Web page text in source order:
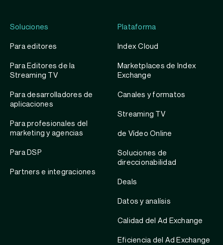
Soluciones
Para editores
Para Editores de la
Streaming TV
Para desarrolladores de
aplicaciones
Para profesionales del
marketing y agencias
Para DSP
Partners e integraciones
Plataforma
Index Cloud
Marketplaces de Index
Exchange
Canales y formatos
Streaming TV
de Vídeo Online
Soluciones de
direccionabilidad
Deals
Datos y analísis
Calidad del Ad Exchange
Eficiencia del Ad Exchange